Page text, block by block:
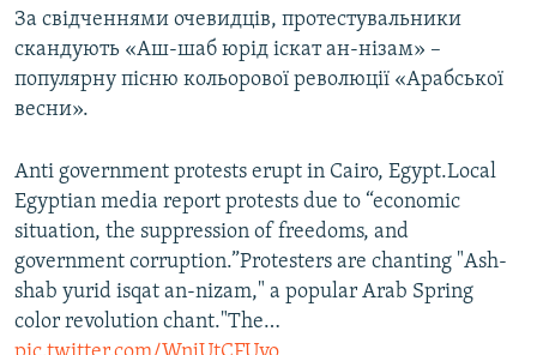
Усі сайти RFE/RL
За свідченнями очевидців, протестувальники
скандують «Аш-шаб юрід іскат ан-нізам» –
популярну пісню кольорової революції «Арабської
весни».
Anti government protests erupt in Cairo, Egypt.Local
Egyptian media report protests due to “economic
situation, the suppression of freedoms, and
government corruption.”Protesters are chanting "Ash-
shab yurid isqat an-nizam," a popular Arab Spring
color revolution chant."The…